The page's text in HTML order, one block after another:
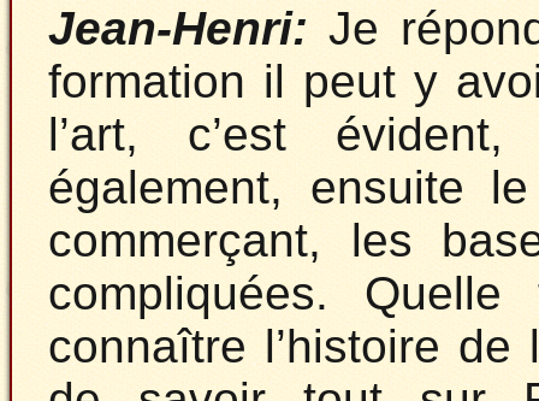
Jean-Henri: Je
formation il peut y
l’art, c’est
également, ensuite
commerçant, les
compliquées.
connaître l’histoire de